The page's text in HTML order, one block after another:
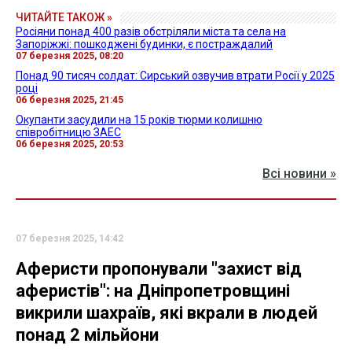
ЧИТАЙТЕ ТАКОЖ »
Росіяни понад 400 разів обстріляли міста та села на
Запоріжжі: пошкоджені будинки, є постраждалий
07 березня 2025, 08:20
Понад 90 тисяч солдат: Сирський озвучив втрати Росії у 2025
році
06 березня 2025, 21:45
Окупанти засудили на 15 років тюрми колишню
співробітницю ЗАЕС
06 березня 2025, 20:53
Всі новини »
07 березня 2025, 14:42
Аферисти пропонували "захист від
аферистів": на Дніпропетровщині
викрили шахраїв, які вкрали в людей
понад 2 мільйони